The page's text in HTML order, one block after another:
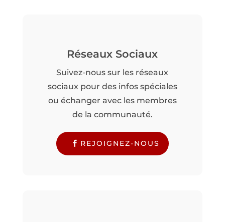
Réseaux Sociaux
Suivez-nous sur les réseaux
sociaux pour des infos spéciales
ou échanger avec les membres
de la communauté.
REJOIGNEZ-NOUS